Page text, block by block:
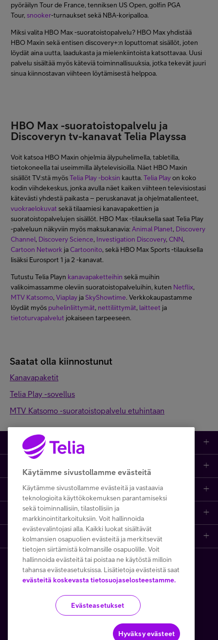
pyöräilyn Tour de France, tenniksen US Open, golfin PGA
Tour,snooker-turnaukset sekä NBA-koripalloa.
Miksi valita HBO Max -suoratoistopalvelu? HBO Max yhdistää
HBO Maxin sekä entisen discovery+:n loputtomat sisällöt, joten
löydät aina uutta, laadukasta ja mielenkiintoista katsottavaa. Uusi
palvelu sisältää myös käteviä toiminnallisuuksia, jotka tekevät juuri
sinua kiinnostavan viihteen löytämisestä helppoa.
HBO Max -suoratoistopalvelu ja
Discoveryn tv-kanavat Telia Playssa
Voit katsoa HBO Maxin ohjelmia älypuhelimella, tabletilla,
tietokoneella tai useimmilla älytelevisioilla. Näet HBO Maxin
sisällöt TV:stä myösTelia Play -boksin kautta.Telia Playon koko
kodin viihdekeskus, jonka avulla näet kaiken viihteen televisiostasi
kätevästi yhdestä paikasta – peruskanavat ja ohjelmatallenteet,
vuokraelokuvat sekä tilaamiesi kanavapakettien ja
suoratoistopalvelujen sisällöt. HBO Max -tilauksella saat Telia Play
-palveluun näkyviin myös maksukanavia:Animal Planet, Discovery
Channel, Discovery Science, Investigation Discovery,CNN,
Cartoon Network jaCartoonito, sekä HBO Max Sports -tilauksella
lisäksi Eurosport 1 ja 2 -kanavat.
Tutustu Telia Playn kanavapaketteihin sekä muihin
valikoimassamme oleviin suoratoistopalveluihin, kuten Netflix,
MTV Katsomo,Viaplay jaSkyShowtime. Verkkokaupastamme
löydät myös puhelinliittymät, nettiliittymät, laitteet ja
tietoturvapalvelut jokaiseen tarpeeseen.
Saatat olla kiinnostunut
Kanavapaketit
Telia Play -sovellus
MTV Katsomo -suoratoistopalvelu etuhintaan
Kauppa
Puhelinliittymät
Mobiililaajakaista
Kodin laajakaista
Prepaid-liittymät
MTV Katsomo
Tarjoukset
iPhone 17
Samsung S26
Viaplay
Suoratoistopalvelut
Asiakastuki netissä
Etsi apua ja ohjeita
Tilauksen peruuttaminen
Opi ja inspiroidu
Nopeustesti (speed test)
Ota yhteyttä
Asiakaspalvelun yhteystiedot
Asioi kirjautuneena
Etsi Telia Kauppa
Yhteystiedot yrityksille
Telia Finland
Telia yrityksenä
Medialle
Avoimet työpaikat
Copyright Telia Company 2026 Tietosuoja ja -turva
Käyttöehdot Evästeiden käyttö
Toimitusehdot ja palvelukuvaukset
Käytämme tällä verkkosivustolla Google reCAPTCHAa
Käytämme sivustollamme evästeitä
Käytämme sivustollamme evästeitä ja vastaavia
teknologioita käyttökokemuksen parantamiseksi
sekä toiminnallisiin, tilastollisiin ja
markkinointitarkoituksiin. Voit hallinnoida
evästevalintojasi alla. Kaikki luokat sisältävät
kolmansien osapuolien evästeitä ja merkitsevät
tietojen siirtämistä kolmansille osapuolille. Voit
hallinnoida evästeitä tai poistaa ne käytöstä milloin
tahansa evästeasetuksissa. Lisätietoja evästeistä saat
evästeitä koskevasta tietosuojaselosteestamme.
Evästeasetukset
Hyväksy evästeet